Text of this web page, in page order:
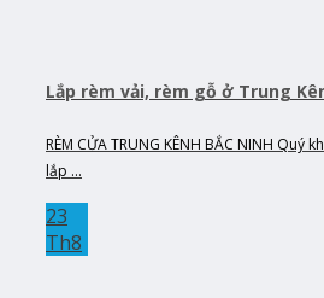
Lắp rèm vải, rèm gỗ ở Trung
RÈM CỬA TRUNG KÊNH BẮC NINH
lắp ...
23
Th8